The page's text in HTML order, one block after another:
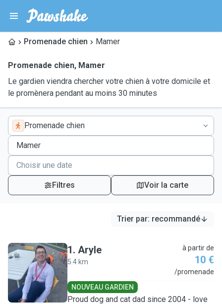
Promenade chien Mamer
Promenade chien, Mamer
Le gardien viendra chercher votre chien à votre domicile et
le promènera pendant au moins 30 minutes
Promenade chien
Filtres Voir la carte
Trier par: recommandé
A
1. Aryle
5.4 km
à partir de
10 €
/promenade
NOUVEAU GARDIEN
Proud dog and cat dad since 2004 - love